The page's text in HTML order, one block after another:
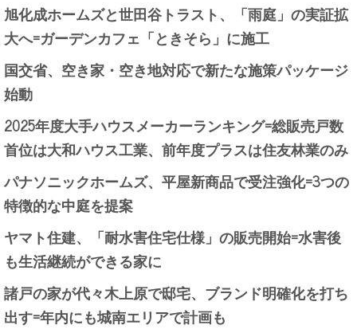
旭化成ホームズと世田谷トラスト、「雨庭」の実証拡
大へ=ガーデンカフェ「ときそら」に施工
国交省、空き家・空き地対応で新たな施策パッケージ
始動
2025年度大手ハウスメーカーランキング=総販売戸数
首位は大和ハウス工業、前年度プラスは住友林業のみ
パナソニックホームズ、平屋新商品で受注強化=3つの
特徴的な中庭を提案
ヤマト住建、「耐水害住宅仕様」の販売開始=水害後
も生活継続ができる家に
諸戸の家が代々木上原で邸宅、ブランド明確化を打ち
出す=年内にも城南エリアで計画も